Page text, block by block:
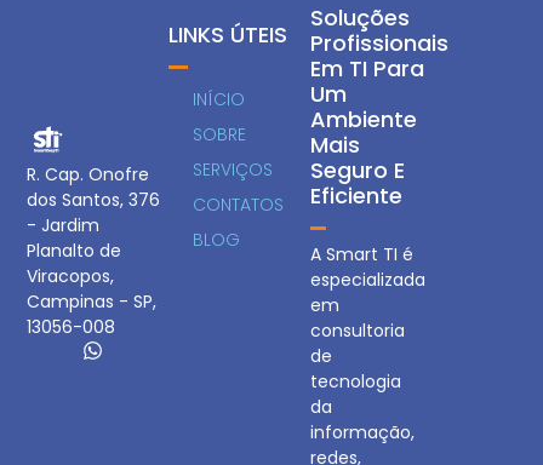
R. Cap. Onofre
dos Santos, 376
- Jardim
Planalto de
Viracopos,
Campinas - SP,
13056-008
Soluções
Profissionais
Em TI Para
Um
Ambiente
Mais
Seguro E
Eficiente
A Smart TI é
especializada
em
consultoria
de
tecnologia
da
informação,
redes,
LINKS ÚTEIS
INÍCIO
SOBRE
SERVIÇOS
CONTATOS
BLOG